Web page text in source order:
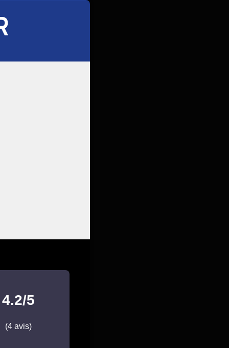
4.2/5
(4 avis)